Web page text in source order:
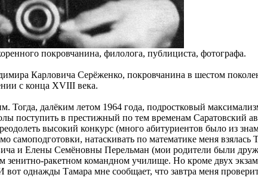
покровчанина, филолога, публициста, фотографа.
Карловича Серёженко, покровчанина в шестом
с конца XVIII века.
Тогда, далёким летом 1964 года, подростковый
поступить в престижный по тем временам Саратовский
высокий конкурс (много абитуриентов было из
натаскивать по математике меня взялась
и Елены Семёновны Перельман (мои родители были
зенитно-ракетном командном училище. Но кроме двух
вот однажды Тамара мне сообщает, что завтра меня